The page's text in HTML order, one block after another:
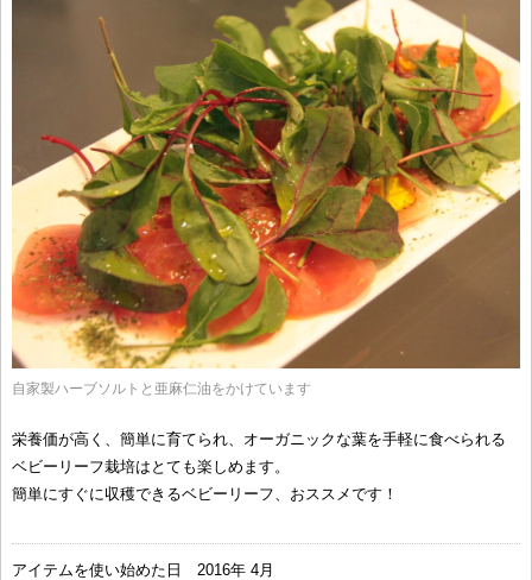
自家製ハーブソルトと亜麻仁油をかけています
栄養価が高く、簡単に育てられ、オーガニックな葉を手軽に食べられる
ベビーリーフ栽培はとても楽しめます。
簡単にすぐに収穫できるベビーリーフ、おススメです！
アイテムを使い始めた日 2016年 4月